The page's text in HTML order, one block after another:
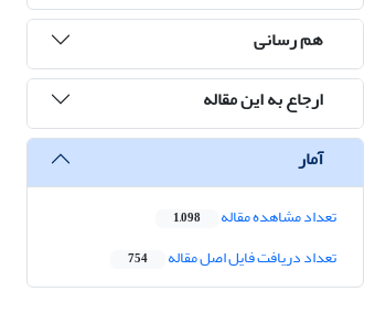
هم رسانی
ارجاع به این مقاله
آمار
تعداد مشاهده مقاله 1,098
تعداد دریافت فایل اصل مقاله 754